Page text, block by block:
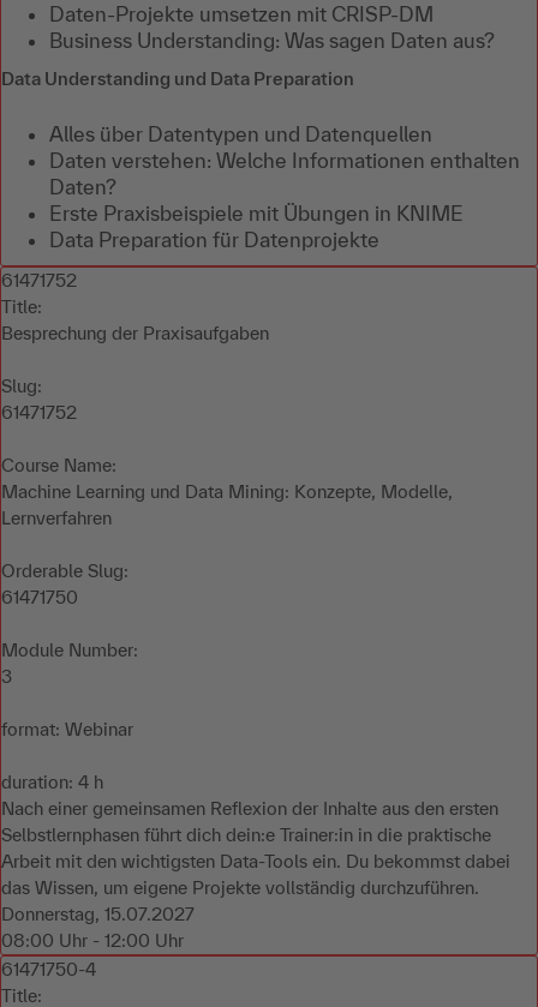
Daten-Projekte umsetzen mit CRISP-DM
Business Understanding: Was sagen Daten aus?
Data Understanding und Data Preparation
Alles über Datentypen und Datenquellen
Daten verstehen: Welche Informationen enthalten
Daten?
Erste Praxisbeispiele mit Übungen in KNIME
Data Preparation für Datenprojekte
61471752
Title:
Besprechung der Praxisaufgaben
Slug:
61471752
Course Name:
Machine Learning und Data Mining: Konzepte, Modelle,
Lernverfahren
Orderable Slug:
61471750
Module Number:
3
format: Webinar
duration: 4 h
Nach einer gemeinsamen Reflexion der Inhalte aus den ersten
Selbstlernphasen führt dich dein:e Trainer:in in die praktische
Arbeit mit den wichtigsten Data-Tools ein. Du bekommst dabei
das Wissen, um eigene Projekte vollständig durchzuführen.
Donnerstag, 15.07.2027
08:00 Uhr - 12:00 Uhr
61471750-4
Title: